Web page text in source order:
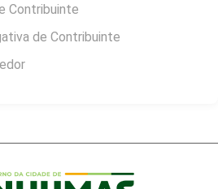
Contribuinte
de Contribuinte